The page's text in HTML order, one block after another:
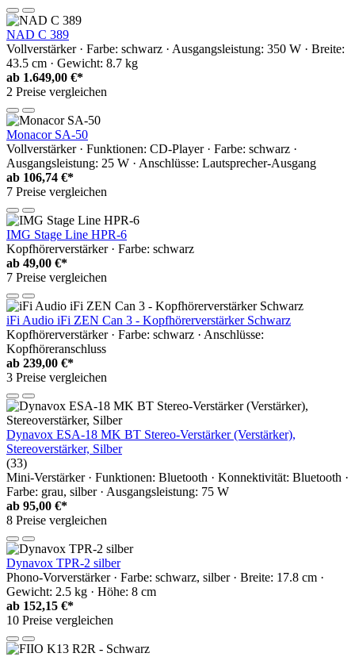
NAD C 389
Vollverstärker · Farbe: schwarz · Ausgangsleistung: 350 W · Breite:
43.5 cm · Gewicht: 8.7 kg
ab 1.649,00 €*
2 Preise vergleichen
Monacor SA-50
Vollverstärker · Funktionen: CD-Player · Farbe: schwarz ·
Ausgangsleistung: 25 W · Anschlüsse: Lautsprecher-Ausgang
ab 106,74 €*
7 Preise vergleichen
IMG Stage Line HPR-6
Kopfhörerverstärker · Farbe: schwarz
ab 49,00 €*
7 Preise vergleichen
iFi Audio iFi ZEN Can 3 - Kopfhörerverstärker Schwarz
Kopfhörerverstärker · Farbe: schwarz · Anschlüsse:
Kopfhöreranschluss
ab 239,00 €*
3 Preise vergleichen
Dynavox ESA-18 MK BT Stereo-Verstärker (Verstärker),
Stereoverstärker, Silber
(33)
Mini-Verstärker · Funktionen: Bluetooth · Konnektivität: Bluetooth ·
Farbe: grau, silber · Ausgangsleistung: 75 W
ab 95,00 €*
8 Preise vergleichen
Dynavox TPR-2 silber
Phono-Vorverstärker · Farbe: schwarz, silber · Breite: 17.8 cm ·
Gewicht: 2.5 kg · Höhe: 8 cm
ab 152,15 €*
10 Preise vergleichen